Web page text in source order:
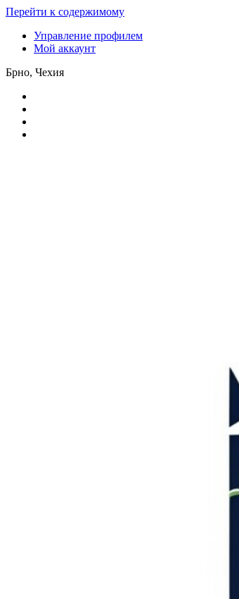
Перейти к содержимому
Управление профилем
Мой аккаунт
Брно, Чехия